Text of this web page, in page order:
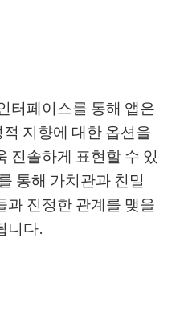
터페이스를 통해 앱은
지향에 대한 옵션을
진솔하게 표현할 수 있
통해 가치관과 친밀
과 진정한 관계를 맺을
니다.